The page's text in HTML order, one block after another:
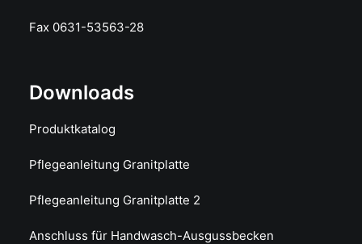
Fax 0631-53563-28
Downloads
Produktkatalog
Pflegeanleitung Granitplatte
Pflegeanleitung Granitplatte 2
Anschluss für Handwasch-Ausgussbecken